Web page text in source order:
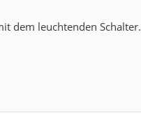
dem leuchtenden Schalter.